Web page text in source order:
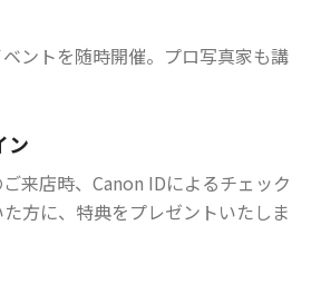
ントを随時開催。プロ写真家も講
ン
来店時、Canon IDによるチェック
方に、特典をプレゼントいたしま